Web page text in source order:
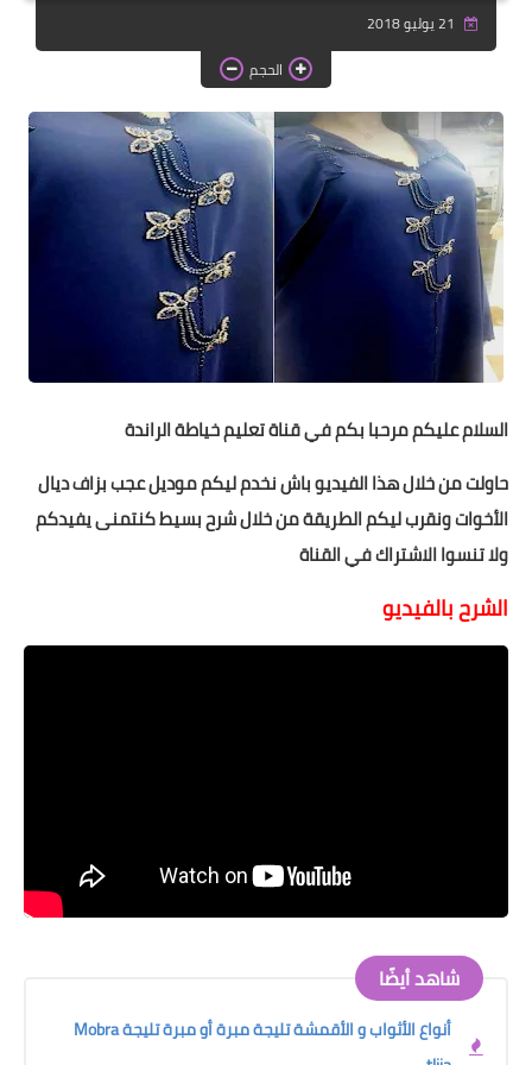
دروس الراندة للمبتدئات
اللباس التقليدي الحجم
السلام عليكم مرحبا بكم في قناة تعليم خياطة الراندة
حاولت من خلال هذا الفيديو باش نخدم ليكم موديل عجب بزاف ديال
الأخوات ونقرب ليكم الطريقة من خلال شرح بسيط كنتمنى يفيدكم
ولا تنسوا الاشتراك في القناة
الشرح بالفيديو
شاهد أيضًا
أنواع الأثواب و الأقمشة تليجة مبرة أو مبرة تليجة Mobra